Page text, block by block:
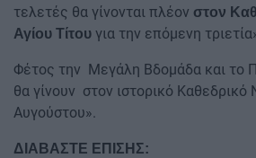
τελετές θα γίνονται πλέον στον
Αγίου Τίτου για την επόμενη
Φέτος την Μεγάλη Βδομάδα και το
θα γίνουν στον ιστορικό Καθεδρικό
Αυγούστου».
ΔΙΑΒΑΣΤΕ ΕΠΙΣΗΣ: